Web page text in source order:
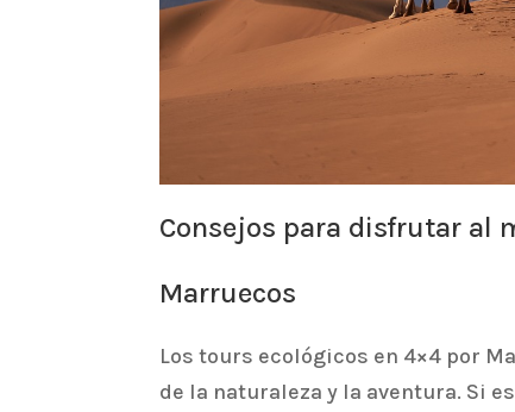
Consejos para disfrutar al
Marruecos
Los tours ecológicos en 4×4 por
de la naturaleza y la aventura. Si